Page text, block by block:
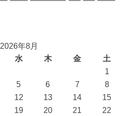
2026年8月
水 木 金 土
1
5 6 7
8
12 13 14
15
19 20 21
22